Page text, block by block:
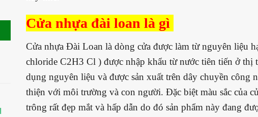
Cửa nhựa đài loan là gì
Cửa nhựa Đài Loan là dòng cửa được làm từ nguyên liệu
chloride C2H3 Cl ) được nhập khẩu từ nước tiên tiến ở thị
dụng nguyên liệu và được sản xuất trên dây chuyền công
thiện với môi trường và con người. Đặc biệt màu sắc của
trông rất đẹp mắt và hấp dẫn do đó sản phẩm này đang